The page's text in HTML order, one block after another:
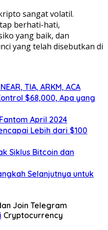
sangat volatil.
berhati-hati,
yang baik, dan
yang telah disebutkan di
TIA, ARKM, ACA
$68,000, Apa yang
April 2024
Lebih dari $100
Siklus Bitcoin dan
Selanjutnya untuk
Join Telegram
Cryptocurrency